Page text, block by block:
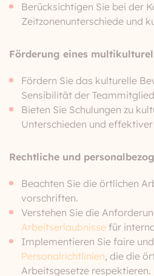
Berücksichtigen Sie bei der
Zeitzonenunterschiede und
Förderung eines
Fördern Sie das kulturelle
Sensibilität der
Bieten Sie Schulungen zu
Unterschieden und
Rechtliche und
Beachten Sie die örtlichen
vorschriften.
Verstehen Sie die
Arbeitserlaubnisse für
Implementieren Sie faire und
Personalrichtlinien, die die
Arbeitsgesetze respektieren.